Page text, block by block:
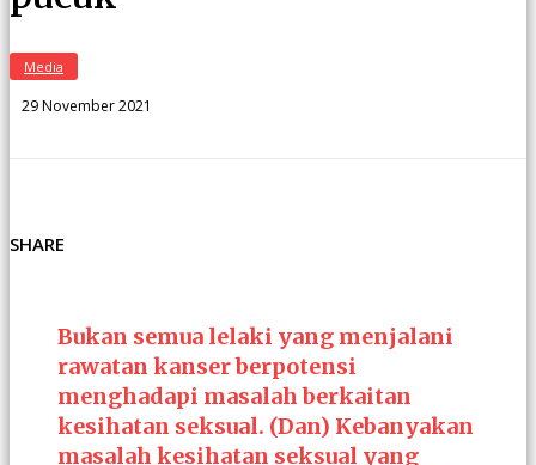
Media
29 November 2021
SHARE
Bukan semua lelaki yang menjalani
rawatan kanser berpotensi
menghadapi masalah berkaitan
kesihatan seksual. (Dan) Kebanyakan
masalah kesihatan seksual yang